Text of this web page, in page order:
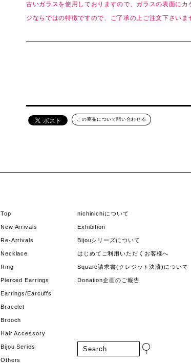
古いガラスを使用しておりますので、ガラスの表面に
ジならではの特徴ですので、ご了承の上ご注文下さいま
この商品について問い合わせる
Top
New Arrivals
Re-Arrivals
Necklace
Ring
Pierced Earrings
Earrings/Earcuffs
Bracelet
Brooch
Hair Accessory
Bijou Series
Others
nichinichiについて
Exhibition
Bijouシリーズについて
はじめてご利用いただくお客様へ
Square請求書(クレジット決済)について
Donation企画のご報告